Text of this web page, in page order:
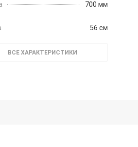
700 мм
56 см
ВСЕ ХАРАКТЕРИСТИКИ